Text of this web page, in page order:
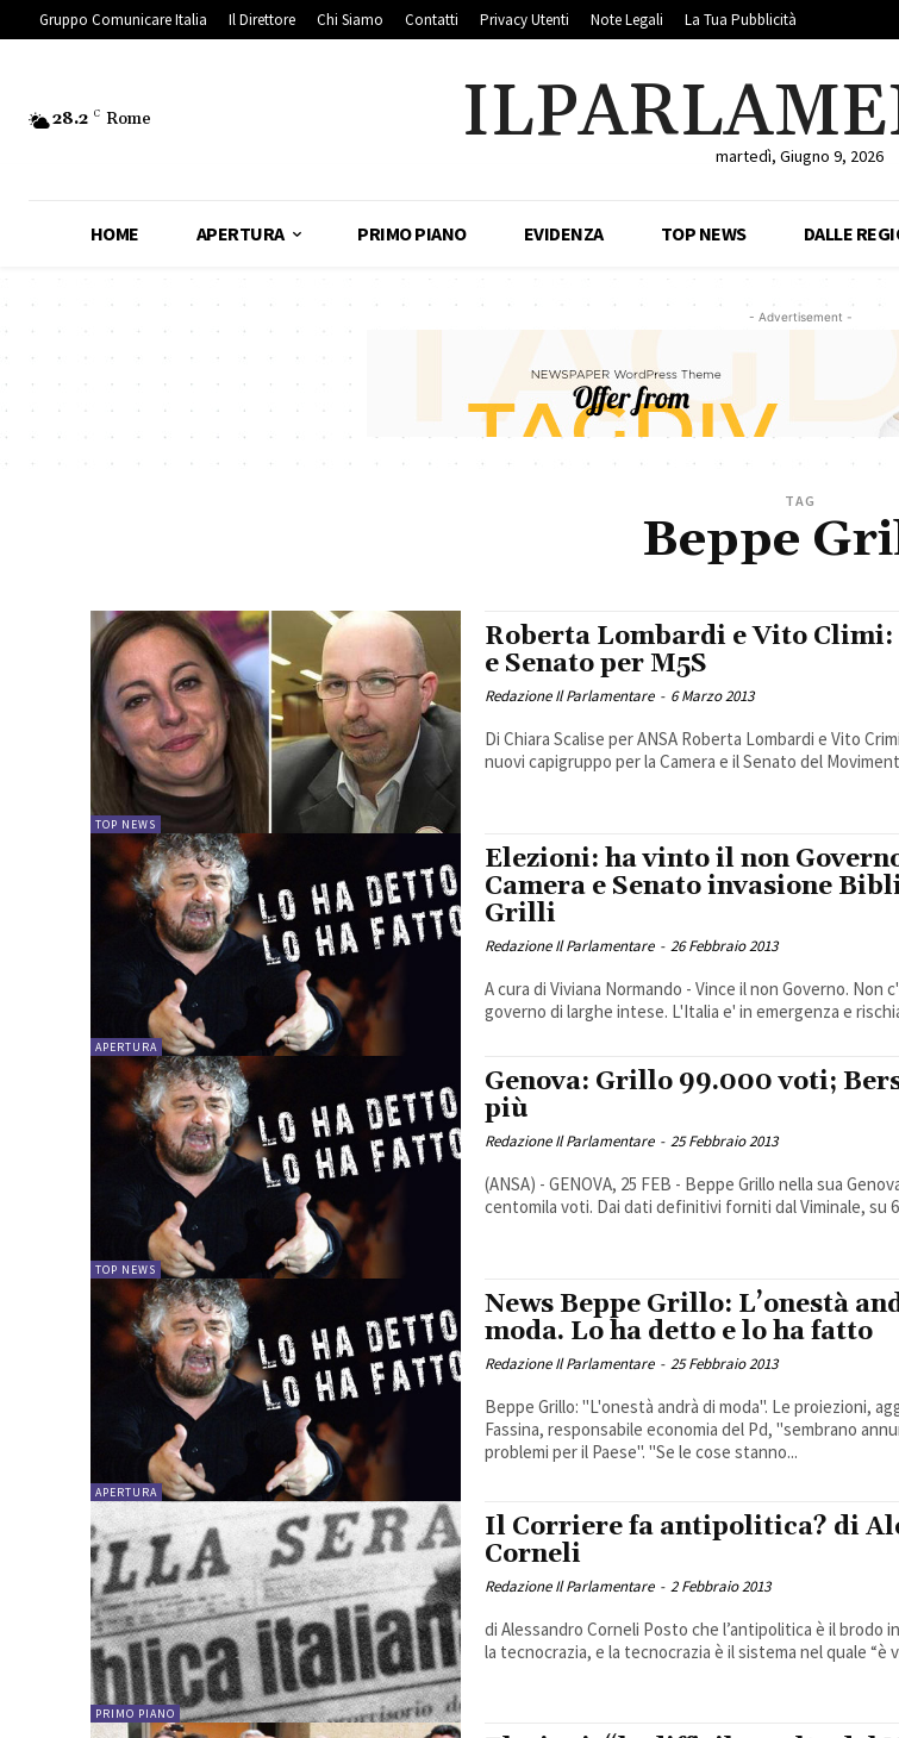
Gruppo Comunicare Italia Il Direttore Chi Siamo Contatti Privacy Utenti Note Legali La Tua Pubblicità
28.2 C Rome
martedì, Giugno 9, 2026
HOME APERTURA PRIMO PIANO EVIDENZA TOP NEWS DALLE
- Advertisement -
TAG
Beppe
TOP NEWS
Roberta Lombardi e Vito Climi:
e Senato per M5S
Redazione Il Parlamentare - 6 Marzo 2013
Di Chiara Scalise per ANSA Roberta Lombardi e Vito
nuovi capigruppo per la Camera e il Senato del
APERTURA
Elezioni: ha vinto il non
Camera e Senato invasione
Grilli
Redazione Il Parlamentare - 26 Febbraio 2013
A cura di Viviana Normando - Vince il non Governo. Non
governo di larghe intese. L'Italia e' in emergenza e
TOP NEWS
Genova: Grillo 99.000 voti;
più
Redazione Il Parlamentare - 25 Febbraio 2013
(ANSA) - GENOVA, 25 FEB - Beppe Grillo nella sua
centomila voti. Dai dati definitivi forniti dal Viminale, su
APERTURA
News Beppe Grillo: L’onestà
moda. Lo ha detto e lo ha fatto
Redazione Il Parlamentare - 25 Febbraio 2013
Beppe Grillo: "L'onestà andrà di moda". Le proiezioni,
Fassina, responsabile economia del Pd, "sembrano
problemi per il Paese". "Se le cose stanno...
PRIMO PIANO
Il Corriere fa antipolitica? di
Corneli
Redazione Il Parlamentare - 2 Febbraio 2013
di Alessandro Corneli Posto che l’antipolitica è il brodo
la tecnocrazia, e la tecnocrazia è il sistema nel quale “è